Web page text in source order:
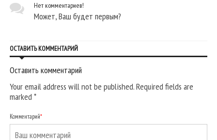
Нет комментариев!
Может, Ваш будет первым?
ОСТАВИТЬ КОММЕНТАРИЙ
Оставить комментарий
Your email address will not be published. Required fields are
marked*
Комментарий*